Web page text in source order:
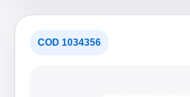
COD 1034356